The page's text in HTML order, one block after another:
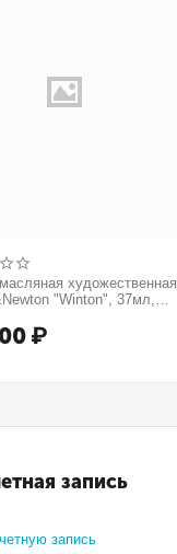
художественная
"Winton", 37мл,
₽
запись
запись